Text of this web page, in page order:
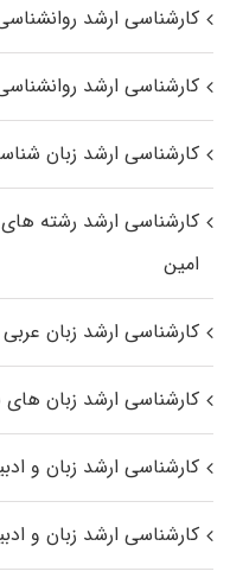
کارشناسی ارشد
کارشناسی ارشد روانشناسی
کارشناسی ارشد زبان
کارشناسی ارشد رﺷﺘﻪ
اﻣﻴﻦ
کارشناسی ارشد زبان عربی
کارشناسی ارشد زبان‌ های
کارشناسی ارشد زبان و
کارشناسی ارشد زبان و